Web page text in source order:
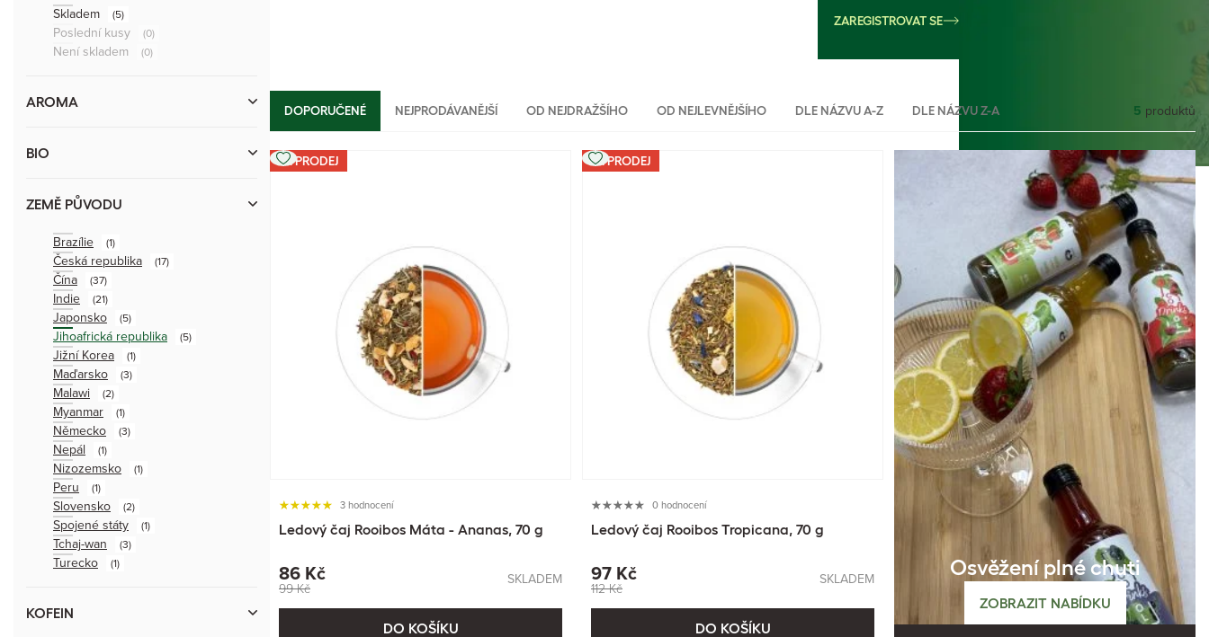
Skladem (5)
Poslední kusy (0)
Není skladem (0)
AROMA
BIO
ZEMĚ PŮVODU
Brazílie (1)
Česká republika (17)
Čína (37)
Indie (21)
Japonsko (5)
Jihoafrická republika (5)
Jižní Korea (1)
Maďarsko (3)
Malawi (2)
Myanmar (1)
Německo (3)
Nepál (1)
Nizozemsko (1)
Peru (1)
Slovensko (2)
Spojené státy (1)
Tchaj-wan (3)
Turecko (1)
KOFEIN
ZAREGISTROVAT SE
DOPORUČENÉ NEJPRODÁVANĚJŠÍ OD NEJDRAŽŠÍHO OD NEJLEVNĚJŠÍHO DLE NÁZVU A-Z DLE NÁZVU Z-A 5 produktů
VÝPRODEJ
3 hodnocení
Ledový čaj Rooibos Máta - Ananas, 70 g
86 Kč
99 Kč SKLADEM
DO KOŠÍKU
VÝPRODEJ
0 hodnocení
Ledový čaj Rooibos Tropicana, 70 g
97 Kč
112 Kč SKLADEM
DO KOŠÍKU
Osvěžení plné chuti
ZOBRAZIT NABÍDKU